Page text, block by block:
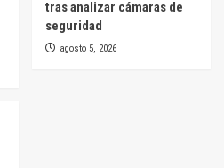
tras analizar cámaras de
seguridad
agosto 5, 2026